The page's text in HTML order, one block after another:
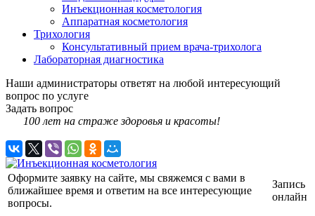
Инъекционная косметология
Аппаратная косметология
Трихология
Консультативный прием врача-трихолога
Лабораторная диагностика
Наши администраторы ответят на любой интересующий
вопрос по услуге
Задать вопрос
100 лет на страже здоровья и красоты!
Оформите заявку на сайте, мы свяжемся с вами в
ближайшее время и ответим на все интересующие
вопросы.
Запись
онлайн